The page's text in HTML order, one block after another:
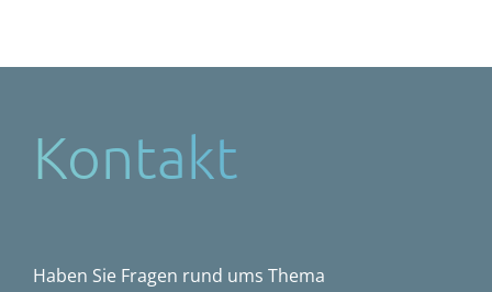
Kontakt
Haben Sie Fragen rund ums Thema